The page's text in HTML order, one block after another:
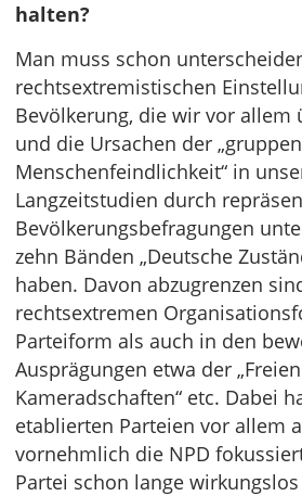
halten?
Man muss schon
rechtsextremistischen
Bevölkerung, die wir vor allem
und die Ursachen der
Menschenfeindlichkeit“ in
Langzeitstudien durch
Bevölkerungsbefragungen
zehn Bänden „Deutsche
haben. Davon abzugrenzen
rechtsextremen
Parteiform als auch in den
Ausprägungen etwa der „Freien
Kameradschaften“ etc. Dabei
etablierten Parteien vor allem
vornehmlich die NPD
Partei schon lange